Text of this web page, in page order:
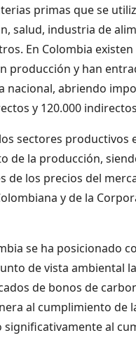
primas que se
salud, industria de
En Colombia
producción y han
nacional, abriendo
y 120.000
sectores
de la producción,
de los precios del
y de la
se ha posicionado
de vista ambiental
de bonos de
al cumplimiento de
al